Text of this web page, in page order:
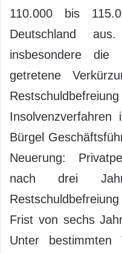
110.000 bis
Deutschland
insbesondere
getretene
Bürgel
Neuerung:
nach drei
Frist von sechs
Unter bestimmten